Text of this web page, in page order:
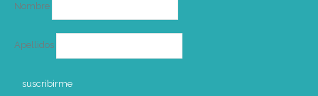
Nombre
Apellidos